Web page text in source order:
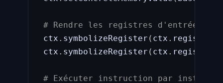
# Rendre les registres d'entrée
ctx . symbolizeRegister ( ctx . registers
ctx . symbolizeRegister ( ctx . registers
# Exécuter instruction par